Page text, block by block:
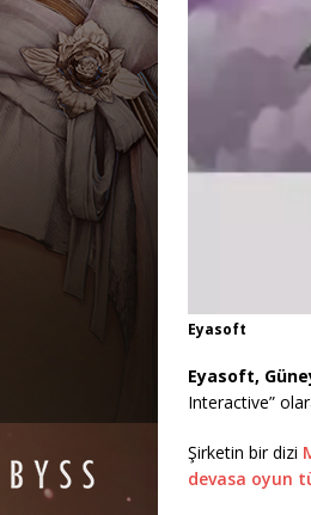
Eyasoft
Eyasoft,
Interactive”
Şirketin bir dizi
devasa oyun